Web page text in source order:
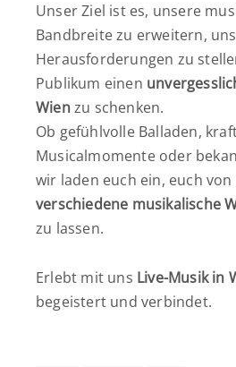
Unser Ziel ist es, unsere
Bandbreite zu erweitern,
Herausforderungen zu
Publikum einen
Wienzu schenken.
Ob gefühlvolle Balladen,
Musicalmomente oder
wir laden euch ein, euch von
verschiedene musikalische
zu lassen.
Erlebt mit uns Live-Musik in
begeistert und verbindet.